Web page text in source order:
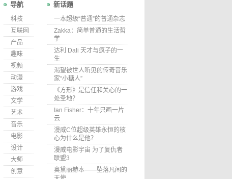
导航
科技
互联网
产品
趣味
视频
动漫
游戏
文学
艺术
音乐
电影
设计
大师
创意
新话题
一本超级“普通”的普通杂志
Zakka：简单普通的生活哲
学
达利 Dali 天才与疯子的一
生
渴望被世人听见的传奇音乐
家“小糖人”
《方形》是信任和关心的一
处圣地？
Ian Fisher：十年只画一片
云
漫威C位超级英雄永恒的核
心为什么是他？
漫威电影宇宙 为了复仇者
联盟3
奥黛丽赫本——坠落凡间的